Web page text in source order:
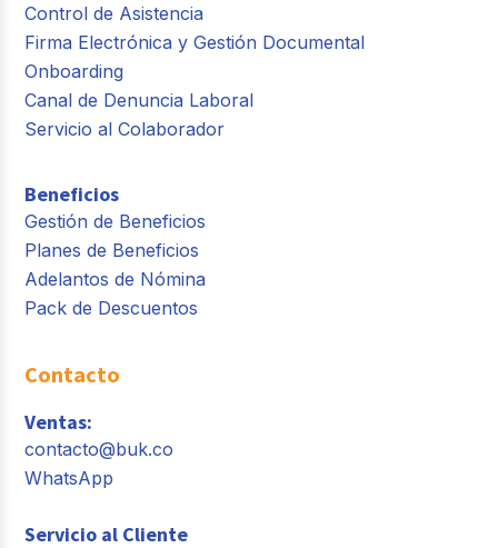
Control de Asistencia
Firma Electrónica y Gestión Documental
Onboarding
Canal de Denuncia Laboral
Servicio al Colaborador
Beneficios
Gestión de Beneficios
Planes de Beneficios
Adelantos de Nómina
Pack de Descuentos
Contacto
Ventas:
contacto@buk.co
WhatsApp
Servicio al Cliente